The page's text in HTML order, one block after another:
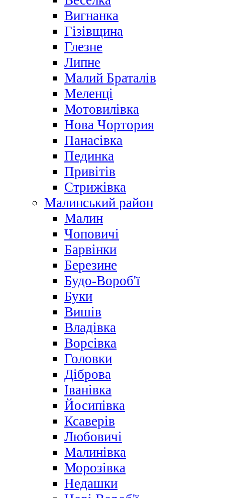
Вигнанка
Гізівщина
Глезне
Липне
Малий Браталів
Меленці
Мотовилівка
Нова Чортория
Панасівка
Пединка
Привітів
Стрижівка
Малинський район
Малин
Чоповичі
Барвінки
Березине
Будо-Вороб'ї
Буки
Вишів
Владівка
Ворсівка
Головки
Діброва
Іванівка
Йосипівка
Ксаверів
Любовичі
Малинівка
Морозівка
Недашки